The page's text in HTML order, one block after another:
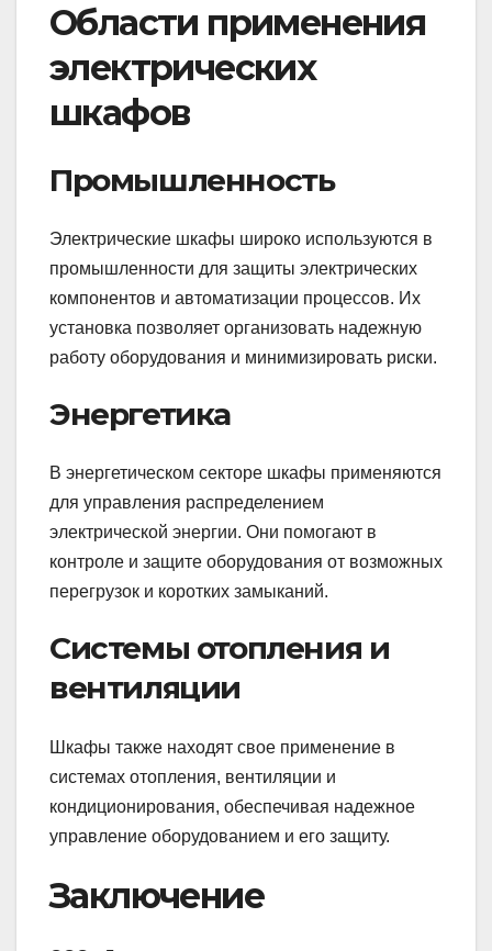
Области применения
электрических
шкафов
Промышленность
Электрические шкафы широко используются в
промышленности для защиты электрических
компонентов и автоматизации процессов. Их
установка позволяет организовать надежную
работу оборудования и минимизировать риски.
Энергетика
В энергетическом секторе шкафы применяются
для управления распределением
электрической энергии. Они помогают в
контроле и защите оборудования от возможных
перегрузок и коротких замыканий.
Системы отопления и
вентиляции
Шкафы также находят свое применение в
системах отопления, вентиляции и
кондиционирования, обеспечивая надежное
управление оборудованием и его защиту.
Заключение